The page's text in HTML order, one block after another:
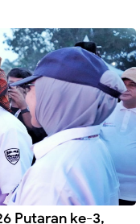
Putaran ke-3,